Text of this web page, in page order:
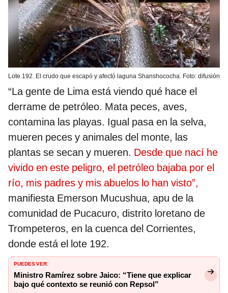
Lote 192. El crudo que escapó y afectó laguna Shanshococha. Foto: difusión
“La gente de Lima está viendo qué hace el
derrame de petróleo. Mata peces, aves,
contamina las playas. Igual pasa en la selva,
mueren peces y animales del monte, las
plantas se secan y mueren. Desde que nací he
vivido en este peligro, el petróleo bajaba por el
río, mis padres y mis abuelos lo han visto”,
manifiesta Emerson Mucushua, apu de la
comunidad de Pucacuro, distrito loretano de
Trompeteros, en la cuenca del Corrientes,
donde está el lote 192.
PUEDES VER:
Ministro Ramírez sobre Jaico: “Tiene que explicar
bajo qué contexto se reunió con Repsol”